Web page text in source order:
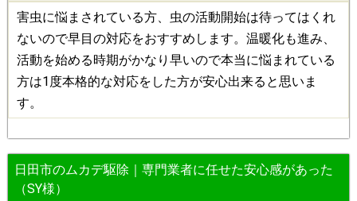
害虫に悩まされている方、虫の活動開始は待ってはくれ
ないので早目の対応をおすすめします。温暖化も進み、
活動を始める時期がかなり早いので本当に悩まれている
方は1度本格的な対応をした方が安心出来ると思いま
す。
日田市のムカデ駆除｜専門業者に任せた安心感があった
（SY様）